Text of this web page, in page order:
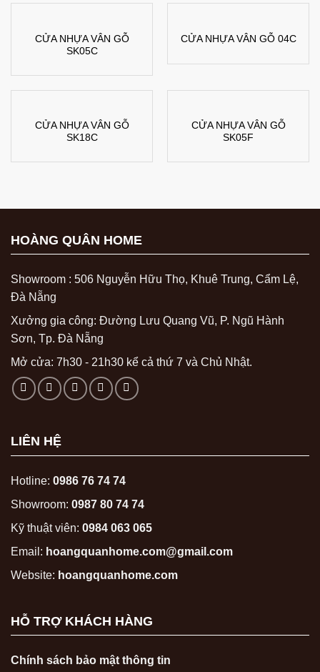
CỬA NHỰA VÂN GỖ
SK05C
CỬA NHỰA VÂN GỖ 04C
CỬA NHỰA VÂN GỖ
SK18C
CỬA NHỰA VÂN GỖ
SK05F
HOÀNG QUÂN HOME
Showroom : 506 Nguyễn Hữu Thọ, Khuê Trung, Cẩm Lệ,
Đà Nẵng
Xưởng gia công: Đường Lưu Quang Vũ, P. Ngũ Hành
Sơn, Tp. Đà Nẵng
Mở cửa: 7h30 - 21h30 kể cả thứ 7 và Chủ Nhật.
LIÊN HỆ
Hotline: 0986 76 74 74
Showroom: 0987 80 74 74
Kỹ thuật viên: 0984 063 065
Email: hoangquanhome.com@gmail.com
Website: hoangquanhome.com
HỖ TRỢ KHÁCH HÀNG
Chính sách bảo mật thông tin